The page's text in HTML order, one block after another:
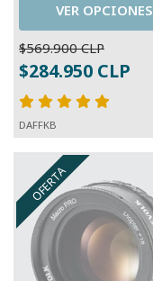
VER OPCIONES
$569.900 CLP
$284.950 CLP
DAFFKB
OFERTA